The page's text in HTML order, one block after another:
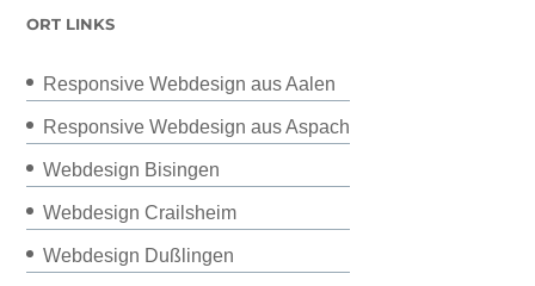
ORT LINKS
Responsive Webdesign aus Aalen
Responsive Webdesign aus Aspach
Webdesign Bisingen
Webdesign Crailsheim
Webdesign Dußlingen